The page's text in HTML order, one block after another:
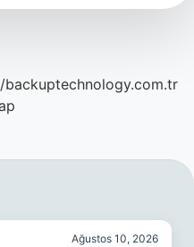
backuptechnology.com.tr
Ağustos 10, 2026